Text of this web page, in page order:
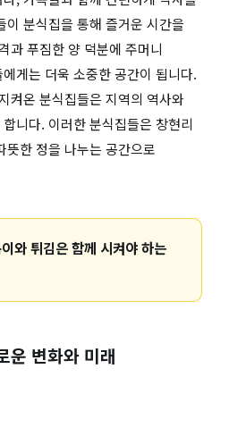
이 분식집을 통해 즐거운 시간을
과 푸짐한 양 덕분에 주머니
게는 더욱 소중한 공간이 됩니다.
켜온 분식집들은 지역의 역사와
니다. 이러한 분식집들은 창현리
뜻한 정을 나누는 공간으로
와 튀김은 함께 시켜야 하는
운 변화와 미래